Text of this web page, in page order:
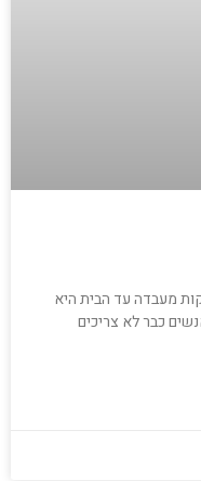
מעבדה עד הבית היא
כבר לא צריכים